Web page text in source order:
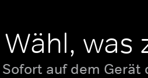
Wähl, was
Sofort auf dem Gerät